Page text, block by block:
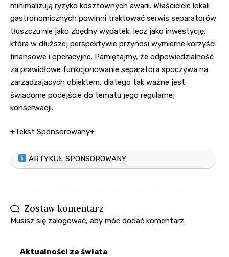
minimalizują ryzyko kosztownych awarii. Właściciele lokali
gastronomicznych powinni traktować serwis separatorów
tłuszczu nie jako zbędny wydatek, lecz jako inwestycję,
która w dłuższej perspektywie przynosi wymierne korzyści
finansowe i operacyjne. Pamiętajmy, że odpowiedzialność
za prawidłowe funkcjonowanie separatora spoczywa na
zarządzających obiektem, dlatego tak ważne jest
świadome podejście do tematu jego regularnej
konserwacji.
+Tekst Sponsorowany+
ARTYKUŁ SPONSOROWANY
Zostaw komentarz
Musisz się zalogować, aby móc dodać komentarz.
Aktualności ze świata